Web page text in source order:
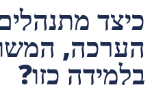
כיצד
בלמידה כזו?